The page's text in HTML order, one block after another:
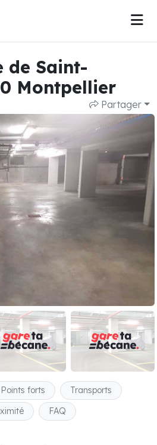
de Saint-
Montpellier
Partager
Points forts
Transports
FAQ